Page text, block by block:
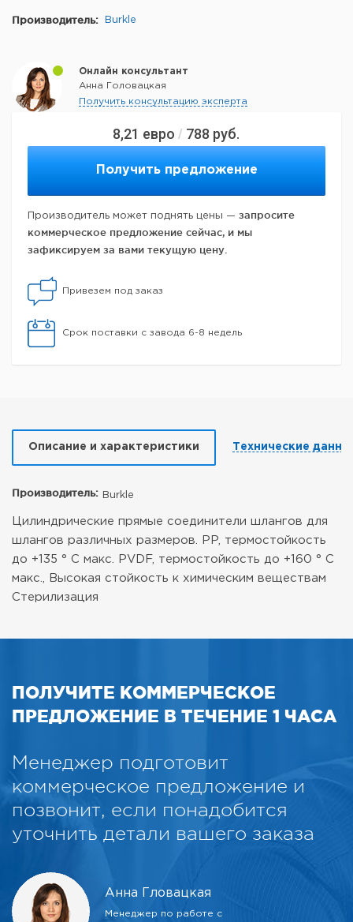
8,21 евро / 788 руб.
Получить предложение
Производитель может поднять цены — запросите
коммерческое предложение сейчас, и мы
зафиксируем за вами текущую цену.
Привезем под заказ
Срок поставки с завода 6-8 недель
Производитель: Burkle
Онлайн консультант
Анна Головацкая
Получить консультацию эксперта
Описание и характеристики Технические
Производитель: Burkle
Цилиндрические прямые соединители шлангов для
шлангов различных размеров.
PP, термостойкость
до +135 ° C макс.
PVDF, термостойкость до +160 ° C
макс., Высокая стойкость к химическим веществам
Стерилизация
ПОЛУЧИТЕ КОММЕРЧЕСКОЕ
ПРЕДЛОЖЕНИЕ В ТЕЧЕНИЕ 1 ЧАСА
Менеджер подготовит
коммерческое предложение и
позвонит, если понадобится
уточнить детали вашего заказа
Анна Гловацкая
Менеджер по работе с